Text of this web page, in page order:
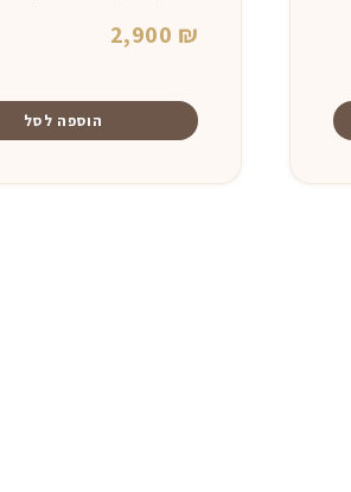
2,900 ₪
הוספה לסל